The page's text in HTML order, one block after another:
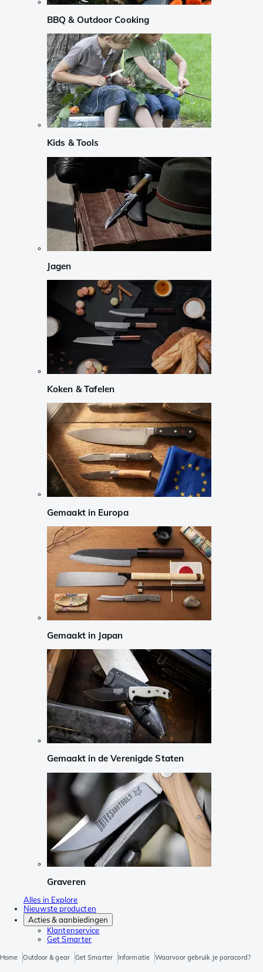
BBQ & Outdoor Cooking
Kids & Tools
Jagen
Koken & Tafelen
Gemaakt in Europa
Gemaakt in Japan
Gemaakt in de Verenigde Staten
Graveren
Alles in Explore
Nieuwste producten
Acties & aanbiedingen
Klantenservice
Get Smarter
Home Outdoor & gear Get Smarter Informatie Waarvoor gebruik je paracord?